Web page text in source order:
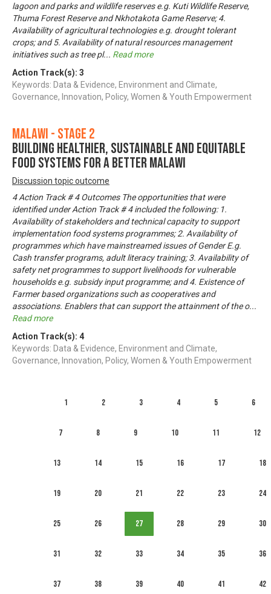
lagoon and parks and wildlife reserves e.g. Kuti Wildlife Reserve,
Thuma Forest Reserve and Nkhotakota Game Reserve; 4.
Availability of agricultural technologies e.g. drought tolerant
crops; and 5. Availability of natural resources management
initiatives such as tree pl... Read more
Action Track(s): 3
Keywords: Data & Evidence, Environment and Climate,
Governance, Innovation, Policy, Women & Youth Empowerment
Malawi - Stage 2
Building Healthier, Sustainable and Equitable
Food Systems for a Better Malawi
Discussion topic outcome
4 Action Track # 4 Outcomes The opportunities that were
identified under Action Track # 4 included the following: 1.
Availability of stakeholders and technical capacity to support
implementation food systems programmes; 2. Availability of
programmes which have mainstreamed issues of Gender E.g.
Cash transfer programs, adult literacy training; 3. Availability of
safety net programmes to support livelihoods for vulnerable
households e.g. subsidy input programme; and 4. Existence of
Farmer based organizations such as cooperatives and
associations. Enablers that can support the attainment of the o...
Read more
Action Track(s): 4
Keywords: Data & Evidence, Environment and Climate,
Governance, Innovation, Policy, Women & Youth Empowerment
1 2 3 4 5 6
7 8 9 10 11 12
13 14 15 16 17 18
19 20 21 22 23 24
25 26 27 28 29 30
31 32 33 34 35 36
37 38 39 40 41 42